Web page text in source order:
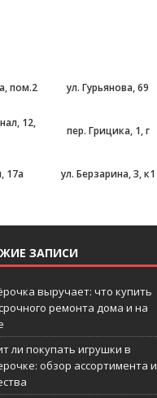
пом.2 ул. Гурьянова, 69
12,
пер. Грицика, 1, г
17а ул. Берзарина, 3, к1
ЗАПИСИ
выручает: что купить
ремонта дома и на
ли покупать игрушки в
обзор ассортимента и